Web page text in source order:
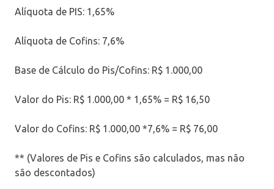
Alíquota de PIS: 1,65%
Alíquota de Cofins: 7,6%
Base de Cálculo do Pis/Cofins: R$ 1.000,00
Valor do Pis: R$ 1.000,00 * 1,65% = R$ 16,50
Valor do Cofins: R$ 1.000,00 *7,6% = R$ 76,00
** (Valores de Pis e Cofins são calculados, mas não
são descontados)